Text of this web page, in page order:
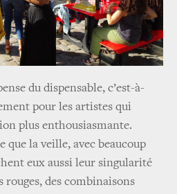
du dispensable, c’est-à-
pour les artistes qui
plus enthousiasmante.
que la veille, avec beaucoup
eux aussi leur singularité
rouges, des combinaisons